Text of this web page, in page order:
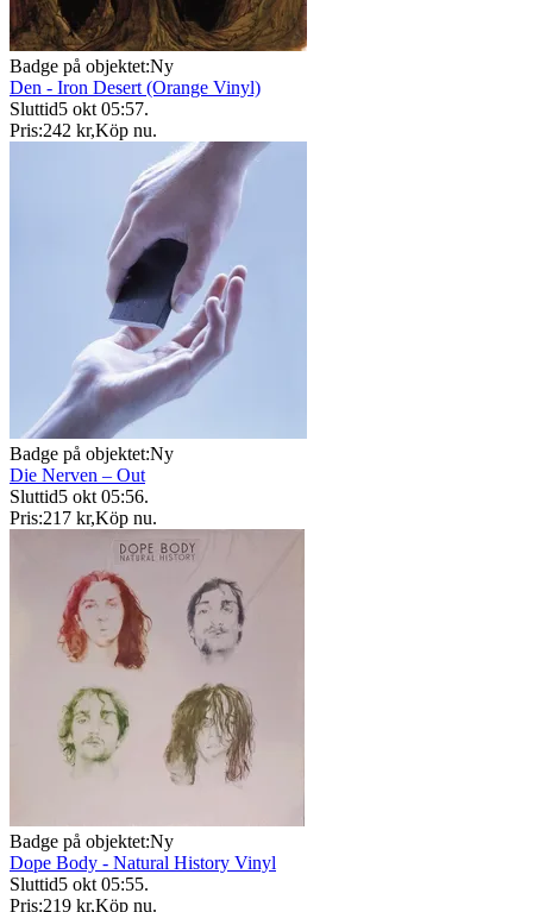
Badge på objektet:Ny
Den - Iron Desert (Orange Vinyl)
Sluttid5 okt 05:57.
Pris:242 kr,Köp nu.
Badge på objektet:Ny
Die Nerven – Out
Sluttid5 okt 05:56.
Pris:217 kr,Köp nu.
Badge på objektet:Ny
Dope Body - Natural History Vinyl
Sluttid5 okt 05:55.
Pris:219 kr,Köp nu.